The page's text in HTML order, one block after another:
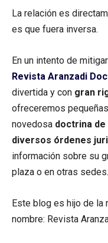
La relación es
es que fuera inversa.
En un intento de
Revista Aranzadi
divertida y con gran
ofreceremos
novedosa doctrina
diversos órdenes
información sobre su
plaza o en otras sedes.
Este blog es hijo de la
nombre: Revista